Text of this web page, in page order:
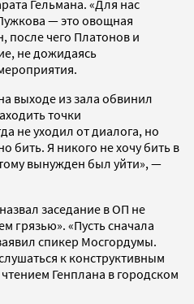
Гельмана. «Для нас
— это овощная
после чего Платонов и
не дожидаясь
выходе из зала обвинил
точки
не уходил от диалога, но
бить. Я никого не хочу бить в
вынужден был уйти», —
заседание в ОП не
грязью». «Пусть сначала
спикер Мосгордумы.
к конструктивным
Генплана в городском